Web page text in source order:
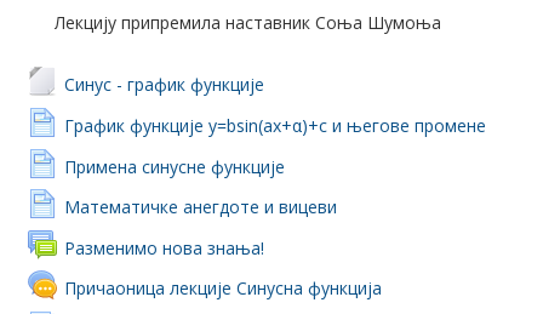
Лекцију припремила наставник Соња Шумоња
Синус - график функције
График функције y=bsin(ax+α)+c и његове промене
Примена синусне функције
Математичке анегдоте и вицеви
Разменимо нова знања!
Причаоница лекције Синусна функција